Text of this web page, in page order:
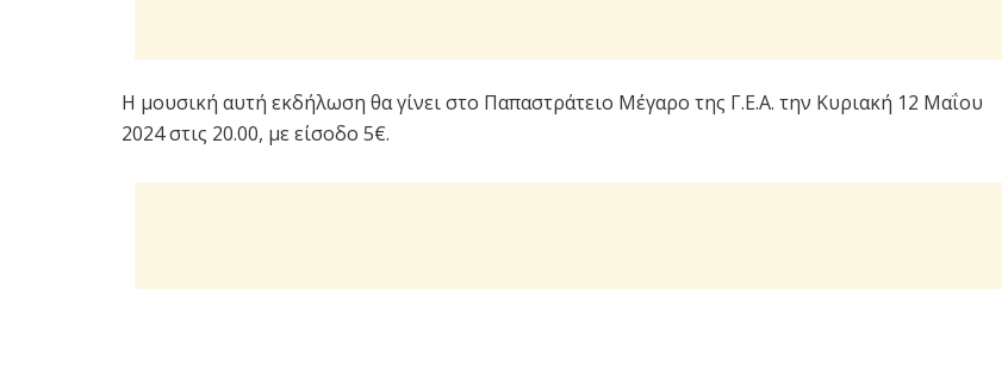
Η μουσική αυτή εκδήλωση θα γίνει στο Παπαστράτειο Μέγαρο της Γ.Ε.Α. την Κυριακή 12 Μαΐου
2024 στις 20.00, με είσοδο 5€.